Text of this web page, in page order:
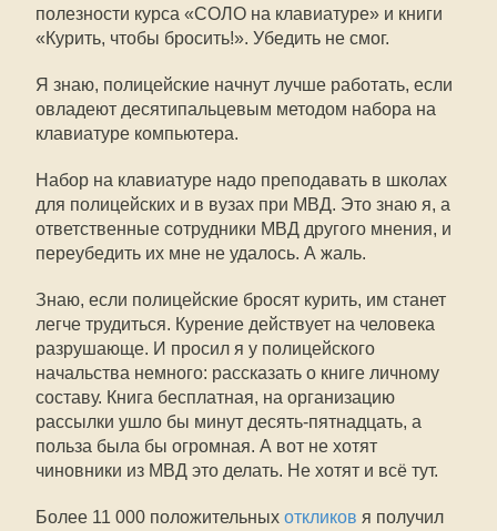
полезности курса «СОЛО на клавиатуре» и книги
«Курить, чтобы бросить!». Убедить не смог.
Я знаю, полицейские начнут лучше работать, если
овладеют десятипальцевым методом набора на
клавиатуре компьютера.
Набор на клавиатуре надо преподавать в школах
для полицейских и в вузах при МВД. Это знаю я, а
ответственные сотрудники МВД другого мнения, и
переубедить их мне не удалось. А жаль.
Знаю, если полицейские бросят курить, им станет
легче трудиться. Курение действует на человека
разрушающе. И просил я у полицейского
начальства немного: рассказать о книге личному
составу. Книга бесплатная, на организацию
рассылки ушло бы минут десять-пятнадцать, а
польза была бы огромная. А вот не хотят
чиновники из МВД это делать. Не хотят и всё тут.
Более 11 000 положительных откликов я получил